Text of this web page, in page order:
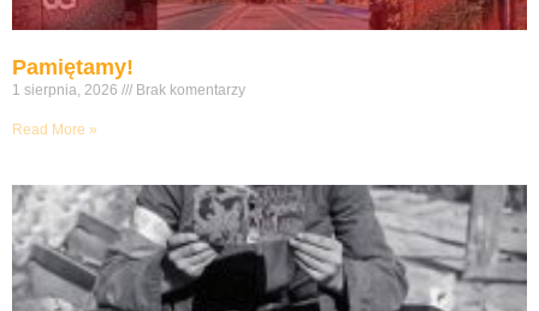
Pamiętamy!
1 sierpnia, 2026 Brak komentarzy
Read More »